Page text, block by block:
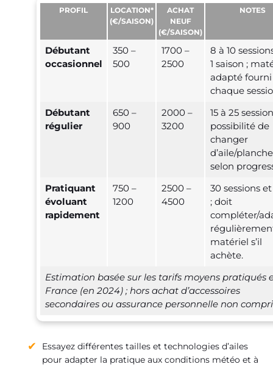
PROFIL
LOCATION*
(€/SAISON)
ACHAT
NEUF
(€/SAISON)
NOTES
Débutant
occasionnel
350 –
500
1700 –
2500
8 à 10
1 saison ;
adapté fourni
chaque
Débutant
régulier
650 –
900
2000 –
3200
15 à 25
possibilité de
changer
d’aile/planche
selon
Pratiquant
évoluant
rapidement
750 –
1200
2500 –
4500
30 sessions
; doit
compléter/
matériel s’il
achète.
Estimation basée sur les tarifs moyens pratiqués
France (en 2024) ; hors achat d’accessoires
secondaires ou assurance personnelle non
Essayez différentes tailles et technologies d’ailes
pour adapter la pratique aux conditions météo et à